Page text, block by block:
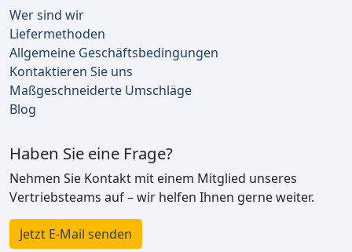
Wer sind wir
Liefermethoden
Allgemeine Geschäftsbedingungen
Kontaktieren Sie uns
Maßgeschneiderte Umschläge
Blog
Haben Sie eine Frage?
Nehmen Sie Kontakt mit einem Mitglied unseres
Vertriebsteams auf – wir helfen Ihnen gerne weiter.
Jetzt E-Mail senden